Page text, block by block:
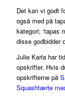
Det kan vi godt
også med på
kategori; ‘tapas
disse godbidder
Julie Karla har
opskrifter. Hvis
opskrifterne på
Squashtærte